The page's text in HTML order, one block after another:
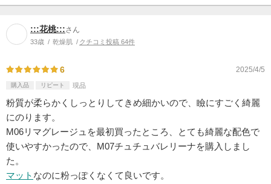
:::花桃:::さん
33歳 乾燥肌 クチコミ投稿 64件
6 2025/4/5
購入品 リピート 現品
粉質が柔らかくしっとりしてきめ細かいので、瞼にすごく綺麗
にのります。
M06リマグレージュを最初買ったところ、とても綺麗な配色で
使いやすかったので、M07チュチュバレリーナを購入しまし
た。
マット なのに粉っぽくなくて良いです。